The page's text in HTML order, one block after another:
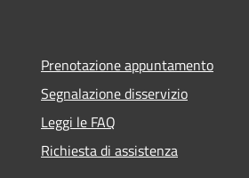
Prenotazione appuntamento
Segnalazione disservizio
Leggi le FAQ
Richiesta di assistenza